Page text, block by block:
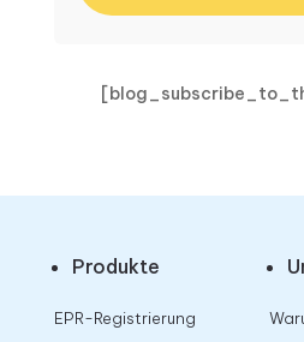
Produkte
EPR-Registrierung